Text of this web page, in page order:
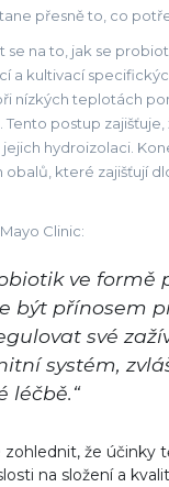
přesně to, co
se na to, jak se
a kultivací
nízkých teplotách
Tento postup
jejich hydroizolaci.
obalů, které zajišťují
Clinic:
ve formě
být přínosem
své
systém,
léčbě.“
že účinky
na složení a